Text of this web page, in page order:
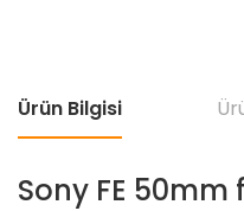
Ürün Bilgisi
Sony FE 50mm